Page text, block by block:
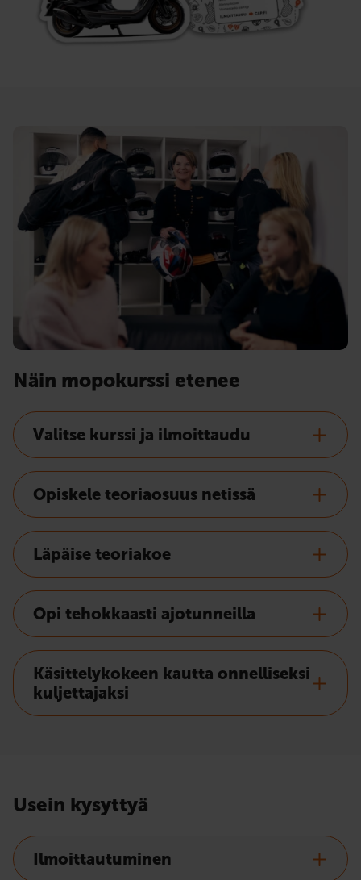
Näin mopokurssi etenee
Valitse kurssi ja ilmoittaudu
Opiskele teoriaosuus netissä
Läpäise teoriakoe
Opi tehokkaasti ajotunneilla
Käsittelykokeen kautta onnelliseksi
kuljettajaksi
Usein kysyttyä
Ilmoittautuminen